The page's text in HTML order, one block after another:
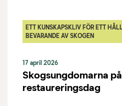
ETT KUNSKAPSKLIV FÖR ETT
BEVARANDE AV SKOGEN
17 april 2026
Skogsungdomarna
restaureringsdag